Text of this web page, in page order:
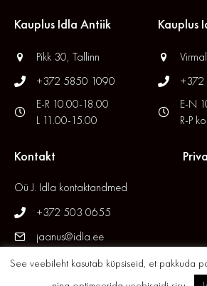
Kauplus Idla Antiik
Pikk 30, Tallinn
+372 5850 1090
E-R 10.00-18.00
L 11.00-15.00
Kauplus
E-N
R-P
Kontakt
Oü J. Idla kontaktandmed
+372 503 0655
jaanus@idla.ee
See veebileht kasutab küpsiseid, et pakkuda